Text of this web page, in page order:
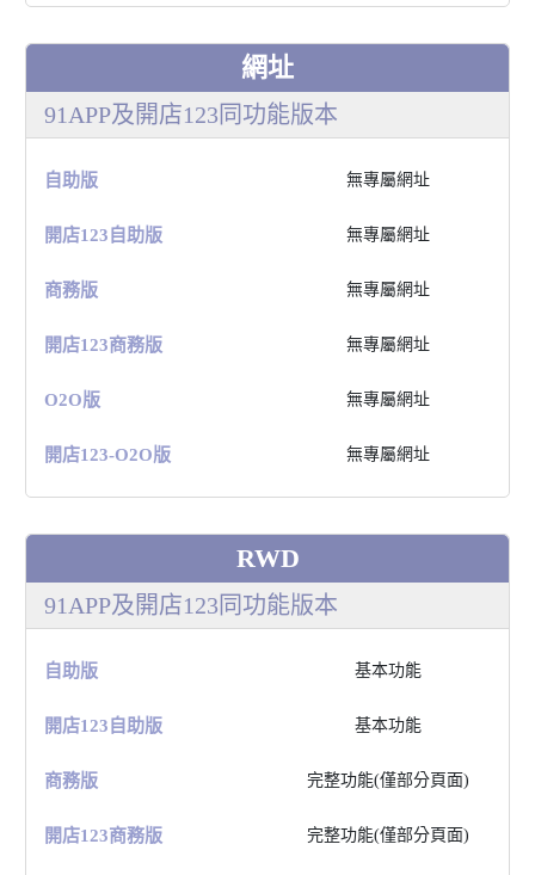
網址
91APP及開店123同功能版本
⾃助版 無專屬網址
開店123⾃助版 無專屬網址
商務版 無專屬網址
開店123商務版 無專屬網址
O2O版 無專屬網址
開店123-O2O版 無專屬網址
RWD
91APP及開店123同功能版本
⾃助版 基本功能
開店123⾃助版 基本功能
商務版 完整功能(僅部分⾴⾯)
開店123商務版 完整功能(僅部分⾴⾯)